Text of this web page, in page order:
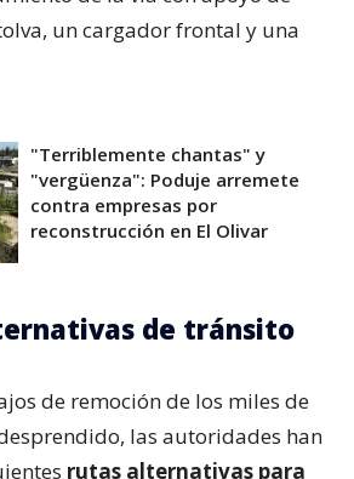
un cargador frontal y una
"Terriblemente chantas" y
"vergüenza": Poduje arremete
contra empresas por
reconstrucción en El Olivar
de tránsito
de remoción de los miles de
las autoridades han
rutas alternativas para